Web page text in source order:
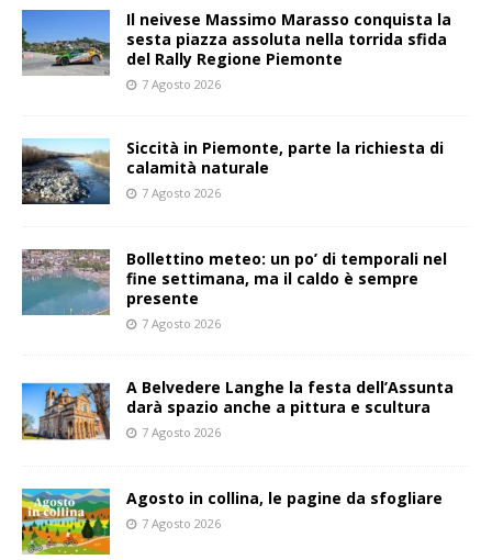
Il neivese Massimo Marasso conquista la
sesta piazza assoluta nella torrida sfida
del Rally Regione Piemonte
7 Agosto 2026
Siccità in Piemonte, parte la richiesta di
calamità naturale
7 Agosto 2026
Bollettino meteo: un po’ di temporali nel
fine settimana, ma il caldo è sempre
presente
7 Agosto 2026
A Belvedere Langhe la festa dell’Assunta
darà spazio anche a pittura e scultura
7 Agosto 2026
Agosto in collina, le pagine da sfogliare
7 Agosto 2026